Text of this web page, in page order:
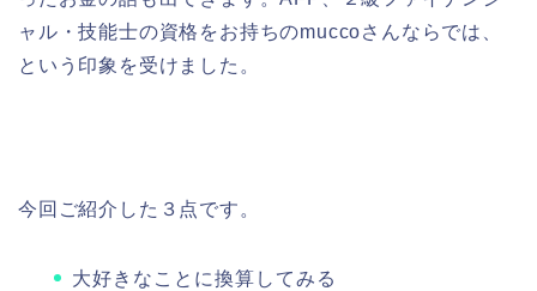
ャル・技能士の資格をお持ちのmuccoさんならでは、
という印象を受けました。
今回ご紹介した３点です。
大好きなことに換算してみる